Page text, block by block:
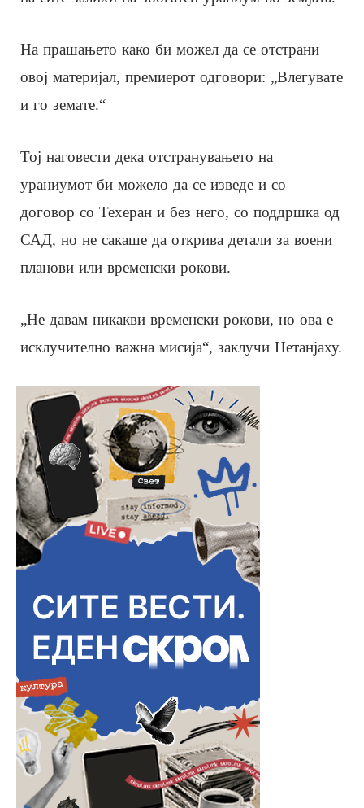
На прашањето како би можел да се отстрани
овој материјал, премиерот одговори: „Влегувате
и го земате.“
Тој наговести дека отстранувањето на
ураниумот би можело да се изведе и со
договор со Техеран и без него, со поддршка од
САД, но не сакаше да открива детали за воени
планови или временски рокови.
„Не давам никакви временски рокови, но ова е
исклучително важна мисија“, заклучи Нетанјаху.